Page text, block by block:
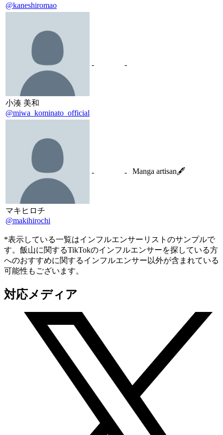
@kaneshiromao
小湊 美和
@miwa_kominato_official
- -
マキヒロチ
@makihirochi
- - Manga artisan🖋
*表示している一覧はインフルエンサーリストのサンプルで
す。飯山に関するTikTokのインフルエンサーを探している方
へのおすすめに関するインフルエンサー以外が含まれている
可能性もございます。
対応メディア